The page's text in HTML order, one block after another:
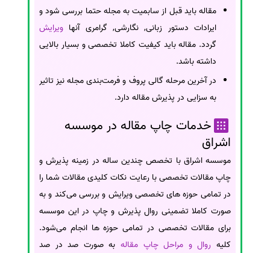
مقاله باید قبل از سابمیت به مجله حتما بررسی شود و
ایرادات دستور زبانی, نگارشی, گرامری آنها ویرایش
گردد. مقاله باید کیفیت کاملا تخصصی و بسیار بالایی
داشته باشد.
در آخرین مرحله گالی پروف و فرمت‌بندی مجله نیز تاثیر
به سزایی در پذیرش مقاله دارد.
خدمات چاپ مقاله در موسسه
اشراق
موسسه اشراق با تخصص چندین ساله در زمینه پذیرش و
چاپ مقالات تخصصی با رعایت نکات کلیدی مقالات شما را
در تمامی حوزه های تخصصی ویرایش و بررسی می‌کند و به
صورت کاملا تضمینی روال پذیرش و چاپ در این موسسه
برای مقالات تخصصی در تمامی حوزه ها انجام می‌شود.
کلیه روال و مراحل چاپ مقاله به صورت صد در صد